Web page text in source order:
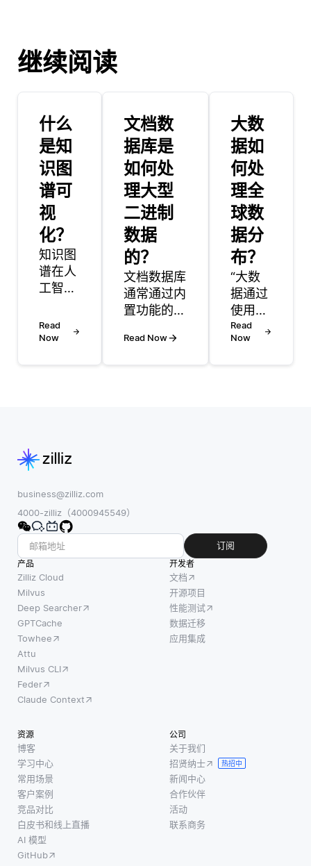
继续阅读
什么
是知
识图
谱可
视
化？
知识图
谱在人
工智能
学习中
发挥了
的方式
表示信
息。它
们本质
上是概
念，实
体及其
关系的
网络，
组织起
来以人
的格式
捕获知
识。通
识图促
进了不
同信息
片段之
间的关
系，使
Read
Now
文档数
据库是
如何处
理大型
二进制
数据
的？
文档数据库
通常通过内
置功能的组
规模的二进
的概念，数
文档结构中
作为一个字
段直接存储
二进制数
据。例如，
MongoDB
Read Now
大数
据如
何处
理全
球数
据分
布？
“大数
据通过
使用分
布式计
算系统
使组织
能够管
统将存
Read
Now
business@zilliz.com
4000-zilliz（4000945549）
订阅
产品
Zilliz Cloud
Milvus
Deep Searcher
GPTCache
Towhee
Attu
Milvus CLI
Feder
Claude Context
开发者
文档
开源项目
性能测试
数据迁移
应用集成
资源
博客
学习中心
常用场景
客户案例
竞品对比
白皮书和线上直播
AI 模型
GitHub
公司
关于我们
招贤纳士
热招中
新闻中心
合作伙伴
活动
联系商务